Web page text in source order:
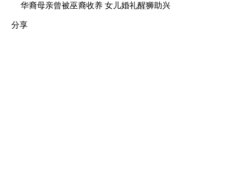
华裔母亲曾被巫裔收养 女儿婚礼醒狮助兴
分享